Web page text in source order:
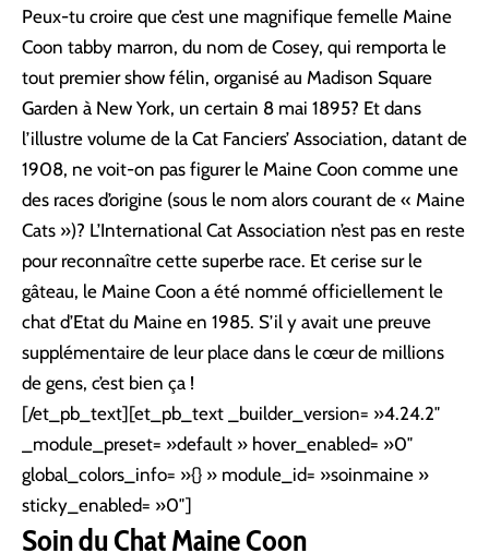
Peux-tu croire que c’est une magnifique femelle Maine
Coon tabby marron, du nom de Cosey, qui remporta le
tout premier show félin, organisé au Madison Square
Garden à New York, un certain 8 mai 1895? Et dans
l’illustre volume de la Cat Fanciers’ Association, datant de
1908, ne voit-on pas figurer le Maine Coon comme une
des races d’origine (sous le nom alors courant de « Maine
Cats »)? L’International Cat Association n’est pas en reste
pour reconnaître cette superbe race. Et cerise sur le
gâteau, le Maine Coon a été nommé officiellement le
chat d’Etat du Maine en 1985. S’il y avait une preuve
supplémentaire de leur place dans le cœur de millions
de gens, c’est bien ça !
[/et_pb_text][et_pb_text _builder_version= »4.24.2″
_module_preset= »default » hover_enabled= »0″
global_colors_info= »{} » module_id= »soinmaine »
sticky_enabled= »0″]
Soin du Chat Maine Coon